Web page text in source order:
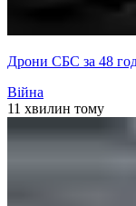
Дрони СБС за 48
Війна
11 хвилин тому